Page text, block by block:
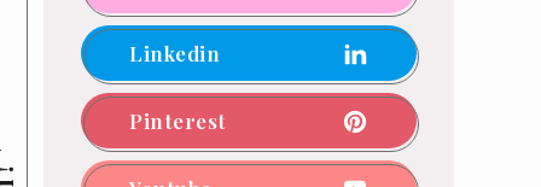
Linkedin
Pinterest